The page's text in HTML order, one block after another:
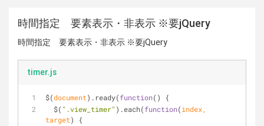
時間指定 要素表示・非表示 ※要jQuery
時間指定 要素表示・非表示 ※要jQuery
timer.js
$(document).ready(function( )
{
  $(
".view_timer" ).each(function(index,
target)
{